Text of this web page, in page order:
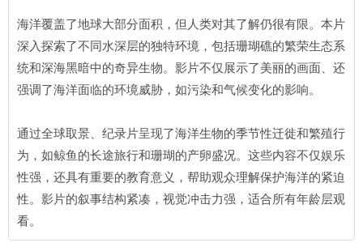
海洋覆盖了地球大部分面积，但人类对其了解仍很有限。本片
深入探索了不同水深层的独特环境，包括珊瑚礁的繁荣生态系
统和深海黑暗中的奇异生物。影片不仅展示了美丽的画面、还
强调了海洋面临的环境威胁，如污染和气候变化的影响。
通过全球取景、纪录片呈现了海洋生物的季节性迁徙和繁殖行
为，如鲸鱼的长途旅行和珊瑚的产卵盛况。这些内容不仅娱乐
性强，还具有重要的教育意义，帮助观众理解保护海洋的紧迫
性。影片的叙事结构紧凑，视觉冲击力强，适合所有年龄层观
看。